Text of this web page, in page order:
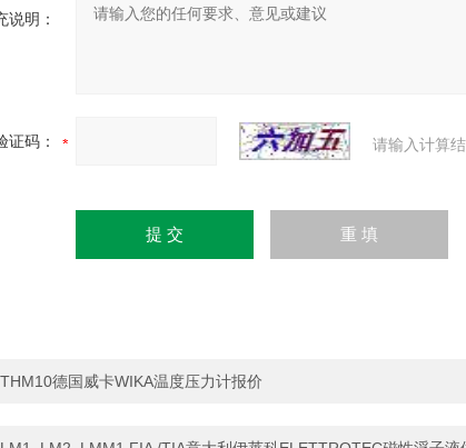
说明：
证码： 请输入计算
THM10德国威卡WIKA温度压力计报价